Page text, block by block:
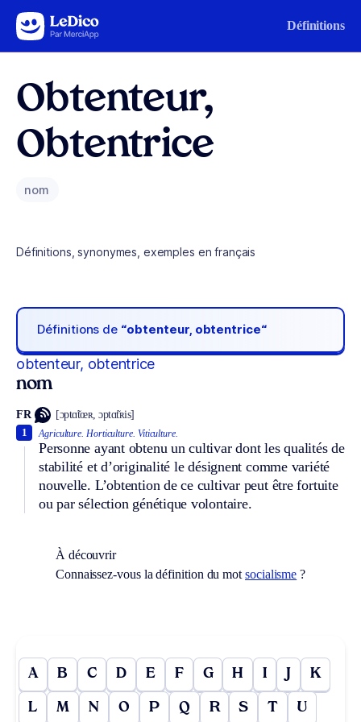
Aller au contenu Définitions
Obtenteur,
Obtentrice
nom
Définitions, synonymes, exemples en français
Définitions de “obtenteur, obtentrice“
obtenteur, obtentrice
nom
FR [ɔptɑ̃tœʀ, ɔptɑ̃tʀis]
Agriculture. Horticulture. Viticulture.
Personne ayant obtenu un cultivar dont les qualités de
stabilité et d’originalité le désignent comme variété
nouvelle. L’obtention de ce cultivar peut être fortuite
ou par sélection génétique volontaire.
1
À découvrir
Connaissez-vous la définition du mot socialisme ?
A B C D E F G H I J K
L M N O P Q R S T U